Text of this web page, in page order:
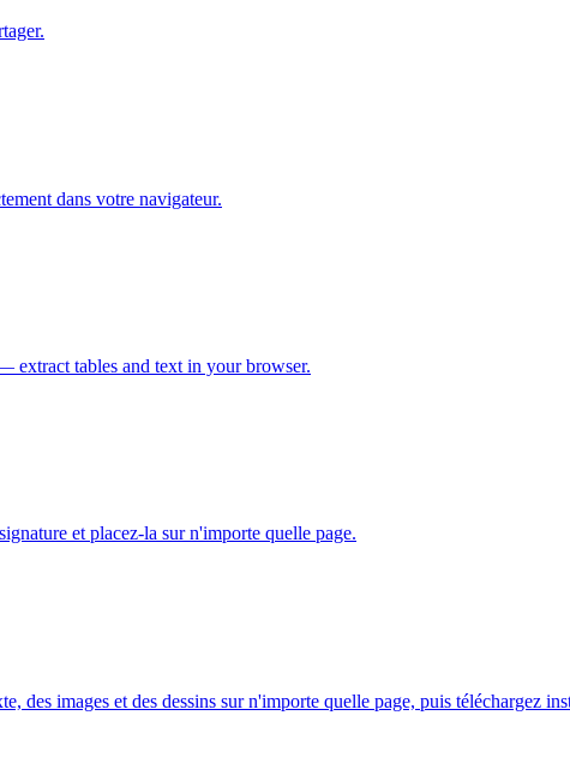
dans votre navigateur.
extract tables and text in your browser.
et placez-la sur n'importe quelle page.
images et des dessins sur n'importe quelle page, puis téléchargez